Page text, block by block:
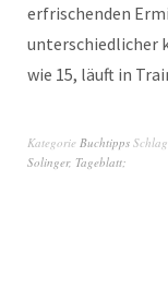
erfrischenden
unterschiedlicher
wie 15, läuft in
Kategorie Buchtipps
Solinger, Tageblatt;